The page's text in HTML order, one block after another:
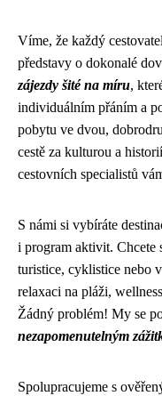
Víme, že každý
představy o dokonalé
zájezdy šité na míru,
individuálním přáním a
pobytu ve dvou,
cestě za kulturou a
cestovních specialistů
S námi si vybíráte
i program aktivit. Chcete
turistice, cyklistice nebo
relaxaci na pláži,
Žádný problém! My se
nezapomenutelným
Spolupracujeme s